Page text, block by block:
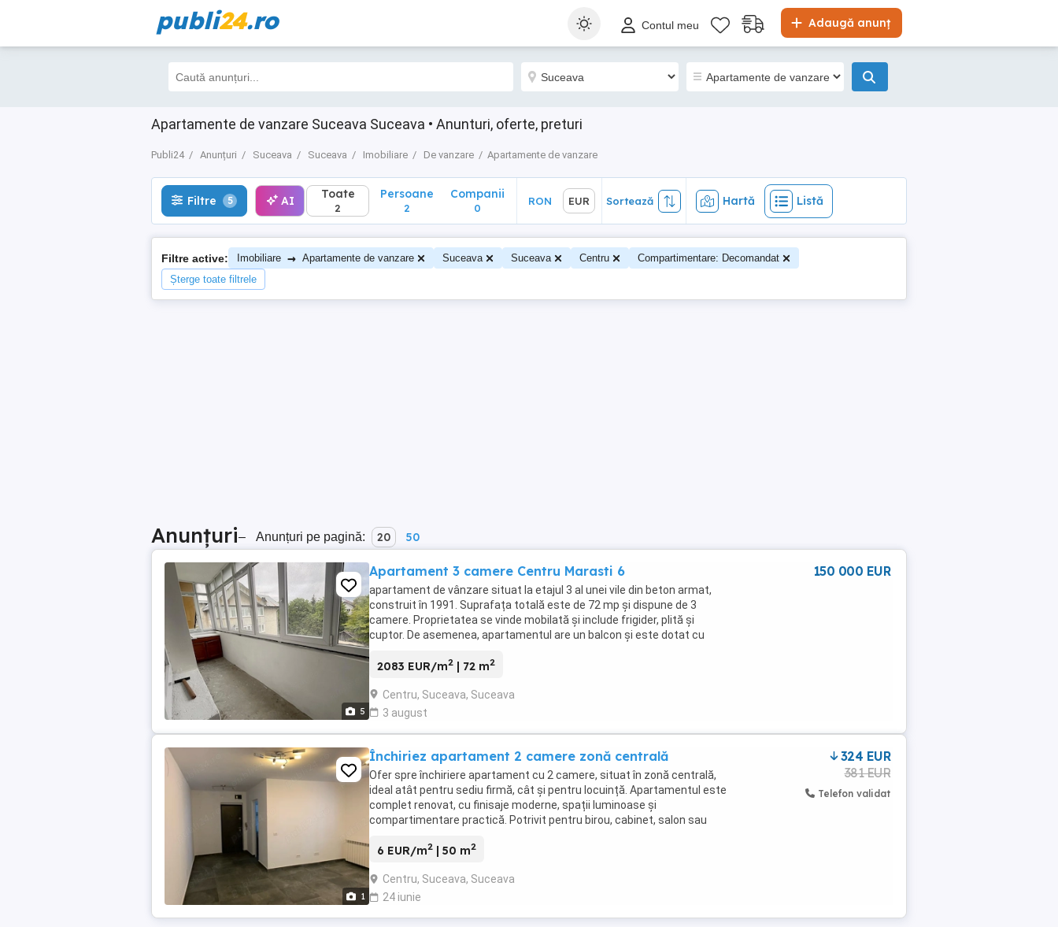
publi24.ro Adaugă anunț
Contul meu
Apartamente de vanzare Suceava Suceava • Anunturi, oferte, preturi
Publi24 Anunțuri Suceava Suceava Imobiliare De vanzare Apartamente de vanzare
Filtre 5 AI EUR Sortează Hartă Listă
Filtre 5 AI Toate
2
Persoane
2
Companii
0
RON EUR Sortează Hartă Listă
Filtre active: Imobiliare → Apartamente de vanzare Suceava Suceava Centru
Compartimentare: Decomandat
Șterge toate filtrele
Anunțuri– Anunțuri pe pagină: 20 50
5
Apartament 3 camere Centru Marasti 6
apartament de vânzare situat la etajul 3 al unei vile din beton armat,
construit în 1991. Suprafața totală este de 72 mp și dispune de 3
camere. Proprietatea se vinde mobilată și include frigider, plită și
cuptor. De asemenea, apartamentul are un balcon și este dotat cu
2083 EUR/m2 | 72 m2
Centru, Suceava, Suceava
3 august
150 000 EUR
1
Închiriez apartament 2 camere zonă centrală
Ofer spre închiriere apartament cu 2 camere, situat în zonă centrală,
ideal atât pentru sediu firmă, cât și pentru locuință. Apartamentul este
complet renovat, cu finisaje moderne, spații luminoase și
compartimentare practică. Potrivit pentru birou, cabinet, salon sau
6 EUR/m2 | 50 m2
Centru, Suceava, Suceava
24 iunie
324 EUR
381 EUR
Telefon validat